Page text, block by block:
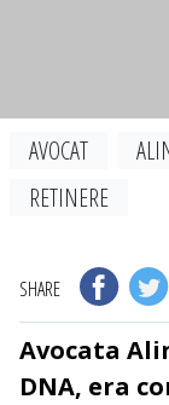
AVOCAT
RETINERE
SHARE
Avocata
DNA, era